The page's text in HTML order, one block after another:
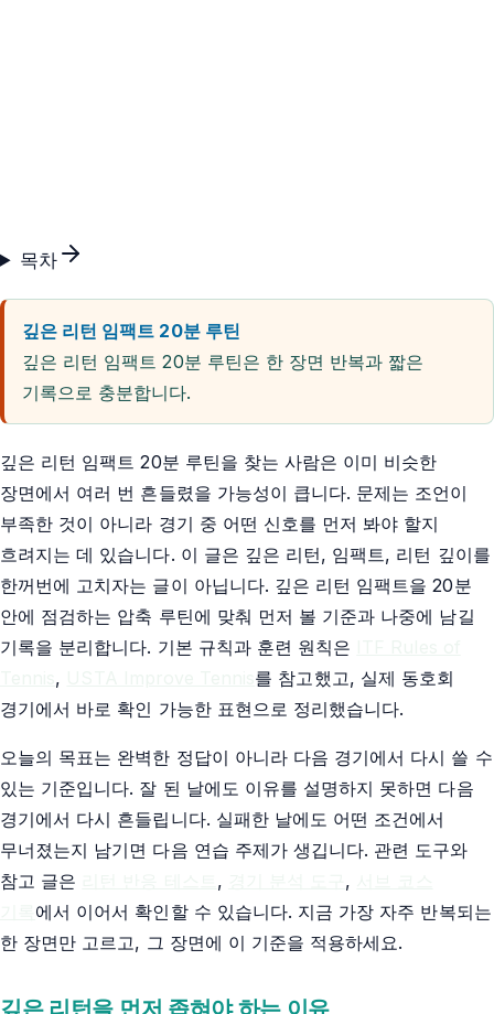
목차
깊은 리턴 임팩트 20분 루틴
깊은 리턴 임팩트 20분 루틴은 한 장면 반복과 짧은
기록으로 충분합니다.
깊은 리턴 임팩트 20분 루틴을 찾는 사람은 이미 비슷한
장면에서 여러 번 흔들렸을 가능성이 큽니다. 문제는 조언이
부족한 것이 아니라 경기 중 어떤 신호를 먼저 봐야 할지
흐려지는 데 있습니다. 이 글은 깊은 리턴, 임팩트, 리턴 깊이를
한꺼번에 고치자는 글이 아닙니다. 깊은 리턴 임팩트을 20분
안에 점검하는 압축 루틴에 맞춰 먼저 볼 기준과 나중에 남길
기록을 분리합니다. 기본 규칙과 훈련 원칙은
,
를 참고했고, 실제 동호회
경기에서 바로 확인 가능한 표현으로 정리했습니다.
오늘의 목표는 완벽한 정답이 아니라 다음 경기에서 다시 쓸 수
있는 기준입니다. 잘 된 날에도 이유를 설명하지 못하면 다음
경기에서 다시 흔들립니다. 실패한 날에도 어떤 조건에서
무너졌는지 남기면 다음 연습 주제가 생깁니다. 관련 도구와
참고 글은
, ,
에서 이어서 확인할 수 있습니다. 지금 가장 자주 반복되는
한 장면만 고르고, 그 장면에 이 기준을 적용하세요.
깊은 리턴을 먼저 좁혀야 하는 이유